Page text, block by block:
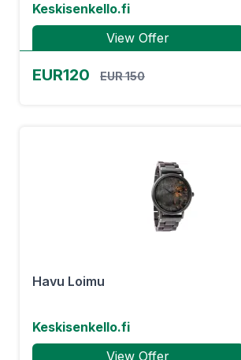
Keskisenkello.fi
View Offer
EUR120 EUR 150
Havu Loimu
Keskisenkello.fi
View Offer